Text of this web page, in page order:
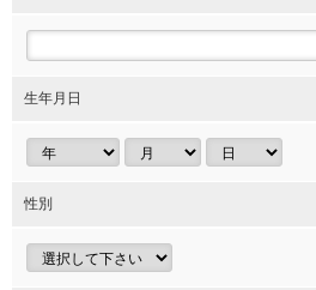
生年月日
性別